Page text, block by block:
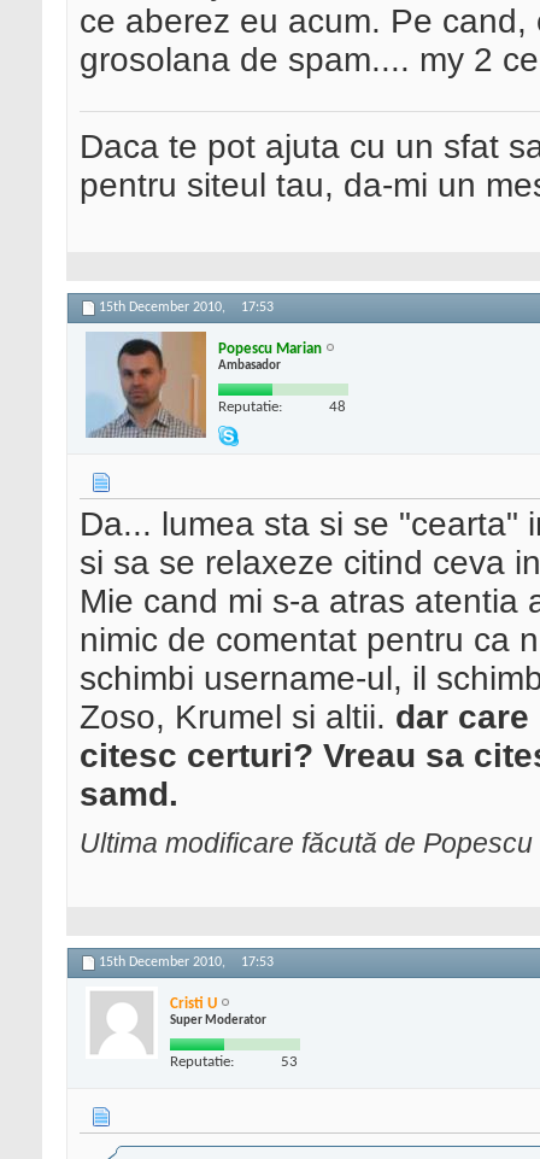
ce aberez eu acum. Pe
grosolana de spam.... my 2
Daca te pot ajuta cu un sfat
pentru siteul tau, da-mi un
15th December 2010, 17:53
Popescu Marian
Ambasador
Reputatie: 48
Da... lumea sta si se "cearta"
si sa se relaxeze citind ceva
Mie cand mi s-a atras atentia
nimic de comentat pentru ca
schimbi username-ul, il
Zoso, Krumel si altii. dar
citesc certuri? Vreau sa
samd.
Ultima modificare făcută de
15th December 2010, 17:53
Cristi U
Super Moderator
Reputatie: 53